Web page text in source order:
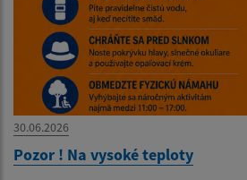
30.06.2026
Pozor ! Na vysoké teploty